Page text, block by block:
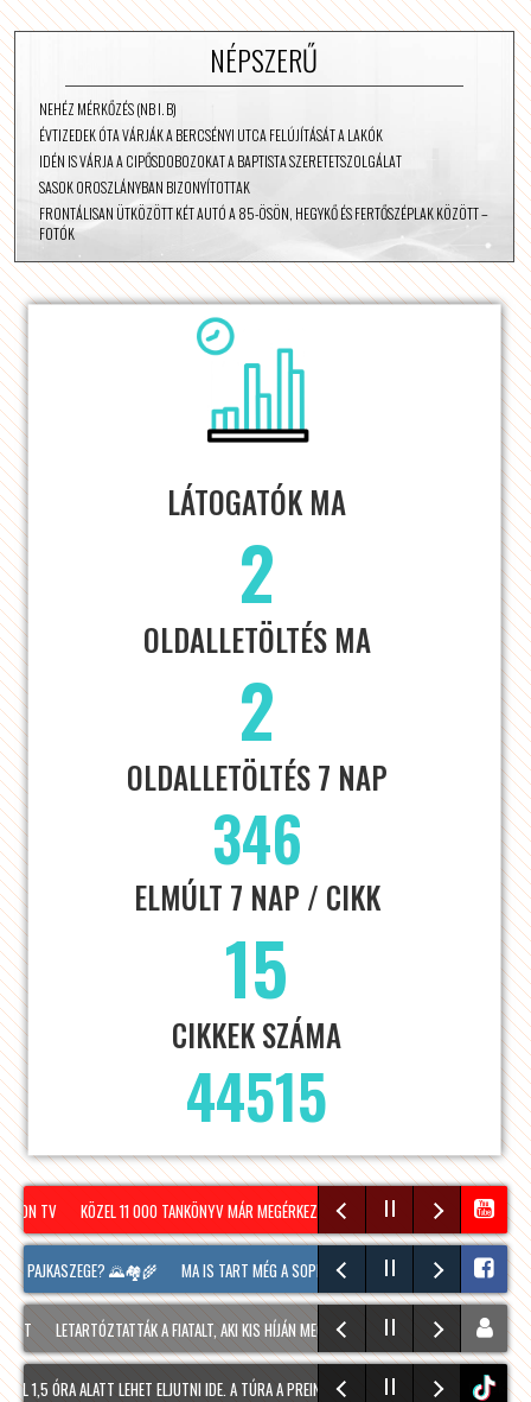
NÉPSZERŰ
NEHÉZ MÉRKŐZÉS (NB I. B)
ÉVTIZEDEK ÓTA VÁRJÁK A BERCSÉNYI UTCA FELÚJÍTÁSÁT A LAKÓK
IDÉN IS VÁRJA A CIPŐSDOBOZOKAT A BAPTISTA SZERETETSZOLGÁLAT
SASOK OROSZLÁNYBAN BIZONYÍTOTTAK
FRONTÁLISAN ÜTKÖZÖTT KÉT AUTÓ A 85-ÖSÖN, HEGYKŐ ÉS FERTŐSZÉPLAK KÖZÖTT –
FOTÓK
LÁTOGATÓK MA
2
OLDALLETÖLTÉS MA
2
OLDALLETÖLTÉS 7 NAP
346
ELMÚLT 7 NAP / CIKK
15
CIKKEK SZÁMA
44515
TV KÖZEL 11 000 TANKÖNYV MÁR MEGÉRKEZETT SOPRONBA A KÖVETKEZŐ
PAJKASZEGE? 🌄🏘️🌾 MA IS TART MÉG A SOPRONI BORÜNNEP, 20 ÓRAKOR A
LETARTÓZTATTÁK A FIATALT, AKI KIS HÍJÁN MEGÖLT EGY 28 ÉVES FÉRFIT SOPRONBAN
ÓRA ALATT LEHET ELJUTNI IDE. A TÚRA A PREINER GSCHEID PARKOLÓBÓL INDUL ÉS
tiktok